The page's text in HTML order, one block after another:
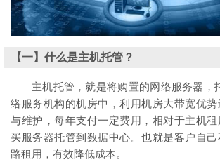
【一】什么是主机托管？
主机托管，就是将购置的网络服务器，
络服务机构的机房中，利用机房大带宽优
与维护，每年支付一定费用，相对于主机
买服务器托管到数据中心。也就是客户自
路租用，有效降低成本。